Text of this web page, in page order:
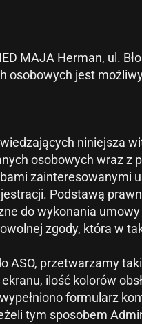
MAJA Herman, ul.
osobowych jest
niniejsza
osobowych wraz z
zainteresowanymi
Podstawą
do wykonania
zgody, która w
przetwarzamy
ilość kolorów
formularz
tym sposobem